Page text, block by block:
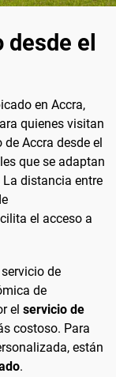
el
en Accra,
quienes visitan
Accra desde el
que se adaptan
distancia entre
el acceso a
de
de
el servicio de
costoso. Para
están
.